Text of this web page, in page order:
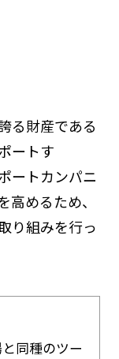
る財産である
ートす
ートカンパニ
めるため、
り組みを行っ
同種のツー